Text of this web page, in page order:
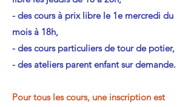
- des cours à prix libre le 1e mercredi du
mois à 18h,
- des cours particuliers de tour de potier,
- des ateliers parent enfant sur demande.
Pour tous les cours, une inscription est